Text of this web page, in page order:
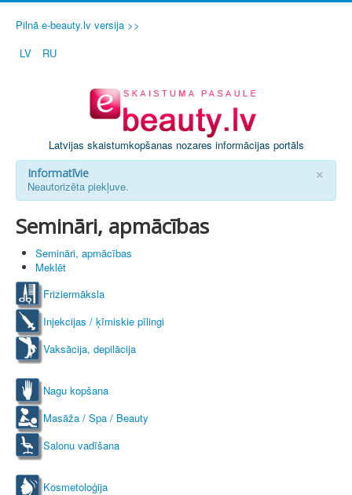
Pilnā e-beauty.lv versija >>
LV
RU
Latvijas skaistumkopšanas nozares informācijas portāls
×
Informatīvie
Neautorizēta piekļuve.
Semināri, apmācības
Semināri, apmācības
Meklēt
Friziermāksla
Injekcijas / ķīmiskie pīlingi
Vaksācija, depilācija
Nagu kopšana
Masāža / Spa / Beauty
Salonu vadīšana
Kosmetoloģija